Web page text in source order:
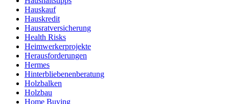
Hauskauf
Hauskredit
Hausratversicherung
Health Risks
Heimwerkerprojekte
Herausforderungen
Hermes
Hinterbliebenenberatung
Holzbalken
Holzbau
Home Buying